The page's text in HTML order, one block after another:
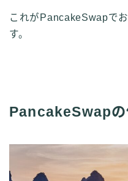
これがPancakeSwapで
す。
PancakeSwapの